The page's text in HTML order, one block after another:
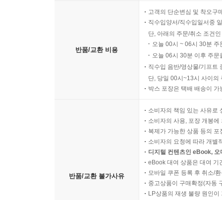
반품/교환 비용
고객의 단순변심 및 착오구
직수입양서/직수입일서중
단, 아래의 주문/취소 조건
오늘 00시 ~ 06시 30분
오늘 06시 30분 이후 주
직수입 음반/영상물/기프트
단, 당일 00시~13시 사이의
박스 포장은 택배 배송이
반품/교환 불가사유
소비자의 책임 있는 사유로
소비자의 사용, 포장 개봉
복제가 가능한 상품 등의
소비자의 요청에 따라 개별
디지털 컨텐츠인 eBook,
eBook 대여 상품은 대여 기
모바일 쿠폰 등록 후 취소/
중고상품이 구매확정(자동
LP상품의 재생 불량 원인